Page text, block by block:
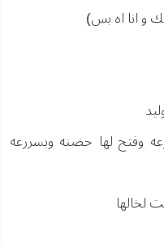
و انا اه بس)
وفتح لها حضنه وبسررعه
لخالها